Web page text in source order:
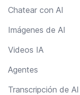
Chatear con AI
Imágenes de AI
Videos IA
Agentes
Transcripción de AI